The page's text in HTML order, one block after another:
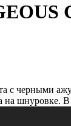
с черными
на шнуровке.